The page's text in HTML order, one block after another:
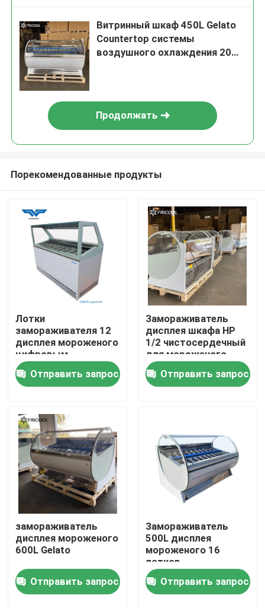
Главная страница
Продукция
О Компании
Наша фабрика
контроль качества
контактные данные
Все случаи
Refrigerated витринный шкаф пекарни
Витринный шкаф 450L Gelato
Countertop системы
воздушного охлаждения 20
Продолжать
Порекомендованные продукты
Лотки
замораживателя 12
дисплея мороженого
цифровым
управлением Dixell
коммерчески
Отправить запрос
Замораживатель
дисплея шкафа HP
1/2 чистосердечный
для мороженого
110V 60HZ
Отправить запрос
замораживатель
дисплея мороженого
600L Gelato
Отправить запрос
Замораживатель
500L дисплея
мороженого 16
лотков
Отправить запрос